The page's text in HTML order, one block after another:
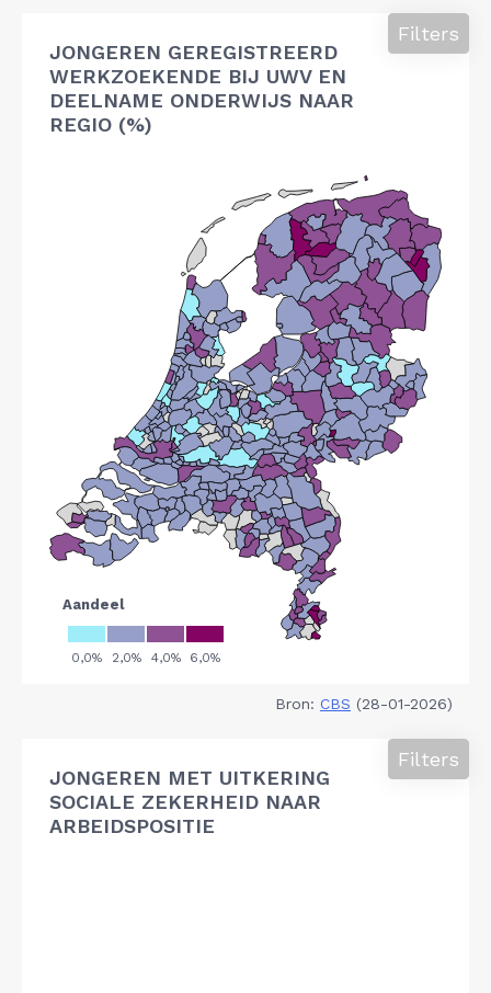
JONGEREN GEREGISTREERD
WERKZOEKENDE BIJ UWV EN
DEELNAME ONDERWIJS NAAR
REGIO (%)
Filters
Bron: CBS (28-01-2026)
JONGEREN MET UITKERING
SOCIALE ZEKERHEID NAAR
ARBEIDSPOSITIE
Filters